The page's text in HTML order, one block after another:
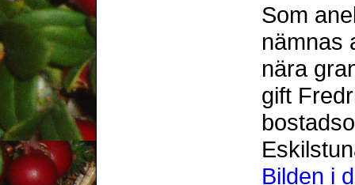
Som
nämnas
nära
gift
Bilden i